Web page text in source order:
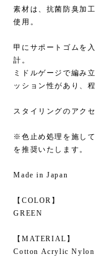
素材は、抗菌防臭加
使用。
甲にサポートゴムを
計。
ミドルゲージで編み
ッション性があり、
スタイリングのアク
※色止め処理を施し
を推奨いたします。
Made in Japan
【COLOR】
GREEN
【MATERIAL】
Cotton Acrylic Nylon